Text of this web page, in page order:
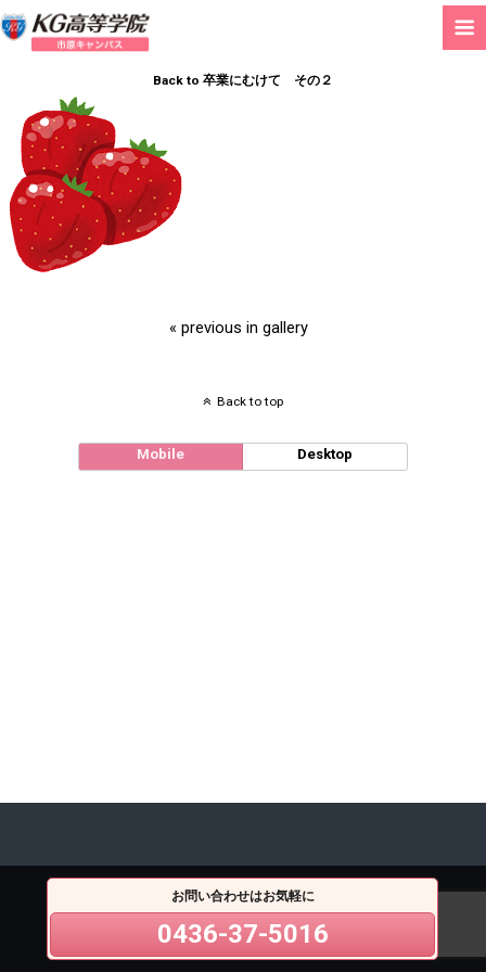
Back to 卒業にむけて その２
« previous in gallery
Back to top
Mobile Desktop
お問い合わせはお気軽に
0436-37-5016